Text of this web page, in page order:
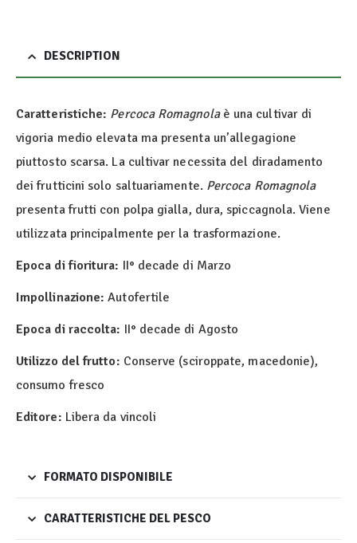
DESCRIPTION
Caratteristiche: Percoca Romagnolaè una cultivar di
vigoria medio elevata ma presenta un’allegagione
piuttosto scarsa. La cultivar necessita del diradamento
dei frutticini solo saltuariamente. Percoca Romagnola
presenta frutti con polpa gialla, dura, spiccagnola. Viene
utilizzata principalmente per la trasformazione.
Epoca di fioritura: II° decade di Marzo
Impollinazione: Autofertile
Epoca di raccolta: II° decade di Agosto
Utilizzo del frutto: Conserve (sciroppate, macedonie),
consumo fresco
Editore: Libera da vincoli
FORMATO DISPONIBILE
CARATTERISTICHE DEL PESCO